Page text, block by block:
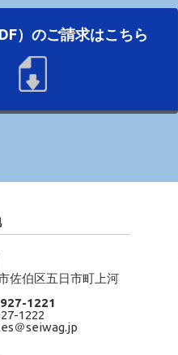
）のご請求はこちら
佐伯区五日市町上河
1221
1222
＠seiwag.jp